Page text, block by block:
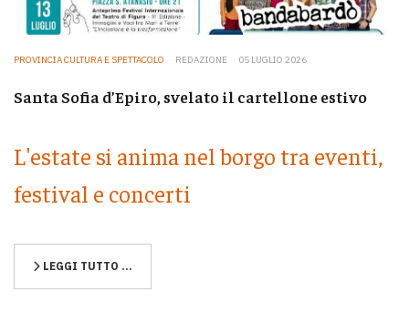
PROVINCIA CULTURA E SPETTACOLO REDAZIONE 05 LUGLIO 2026
Santa Sofia d’Epiro, svelato il cartellone estivo
L'estate si anima nel borgo tra eventi,
festival e concerti
LEGGI TUTTO …